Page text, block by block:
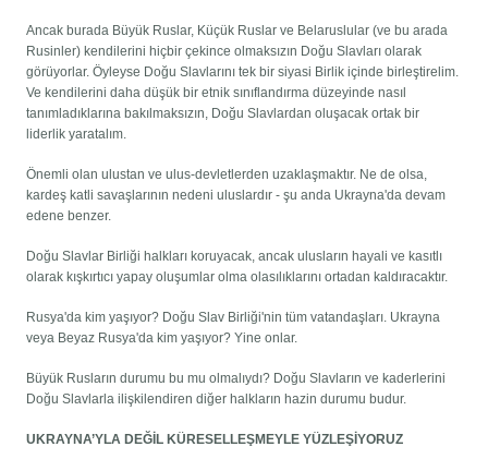
Ancak burada Büyük Ruslar, Küçük Ruslar ve Belaruslular (ve bu arada
Rusinler) kendilerini hiçbir çekince olmaksızın Doğu Slavları olarak
görüyorlar. Öyleyse Doğu Slavlarını tek bir siyasi Birlik içinde birleştirelim.
Ve kendilerini daha düşük bir etnik sınıflandırma düzeyinde nasıl
tanımladıklarına bakılmaksızın, Doğu Slavlardan oluşacak ortak bir
liderlik yaratalım.
Önemli olan ulustan ve ulus-devletlerden uzaklaşmaktır. Ne de olsa,
kardeş katli savaşlarının nedeni uluslardır - şu anda Ukrayna'da devam
edene benzer.
Doğu Slavlar Birliği halkları koruyacak, ancak ulusların hayali ve kasıtlı
olarak kışkırtıcı yapay oluşumlar olma olasılıklarını ortadan kaldıracaktır.
Rusya'da kim yaşıyor? Doğu Slav Birliği'nin tüm vatandaşları. Ukrayna
veya Beyaz Rusya'da kim yaşıyor? Yine onlar.
Büyük Rusların durumu bu mu olmalıydı? Doğu Slavların ve kaderlerini
Doğu Slavlarla ilişkilendiren diğer halkların hazin durumu budur.
UKRAYNA’YLA DEĞİL KÜRESELLEŞMEYLE YÜZLEŞİYORUZ